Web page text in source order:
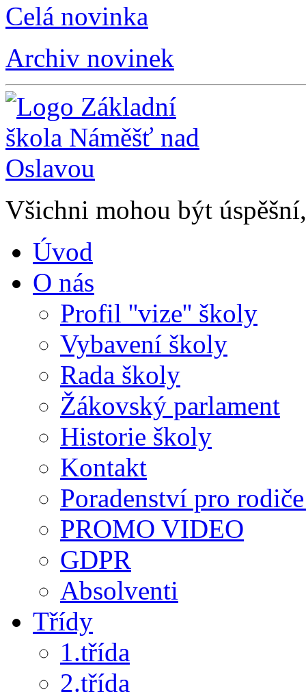
Celá novinka
Archiv novinek
Všichni mohou být
Úvod
O nás
Profil ''vize'' školy
Vybavení školy
Rada školy
Žákovský parlament
Historie školy
Kontakt
Poradenství pro
PROMO VIDEO
GDPR
Absolventi
Třídy
1.třída
2.třída